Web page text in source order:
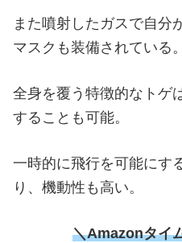
また噴射したガスで自分
マスクも装備されている。
全身を覆う特徴的なトゲ
することも可能。
一時的に飛行を可能にす
り、機動性も高い。
＼Amazonタイ